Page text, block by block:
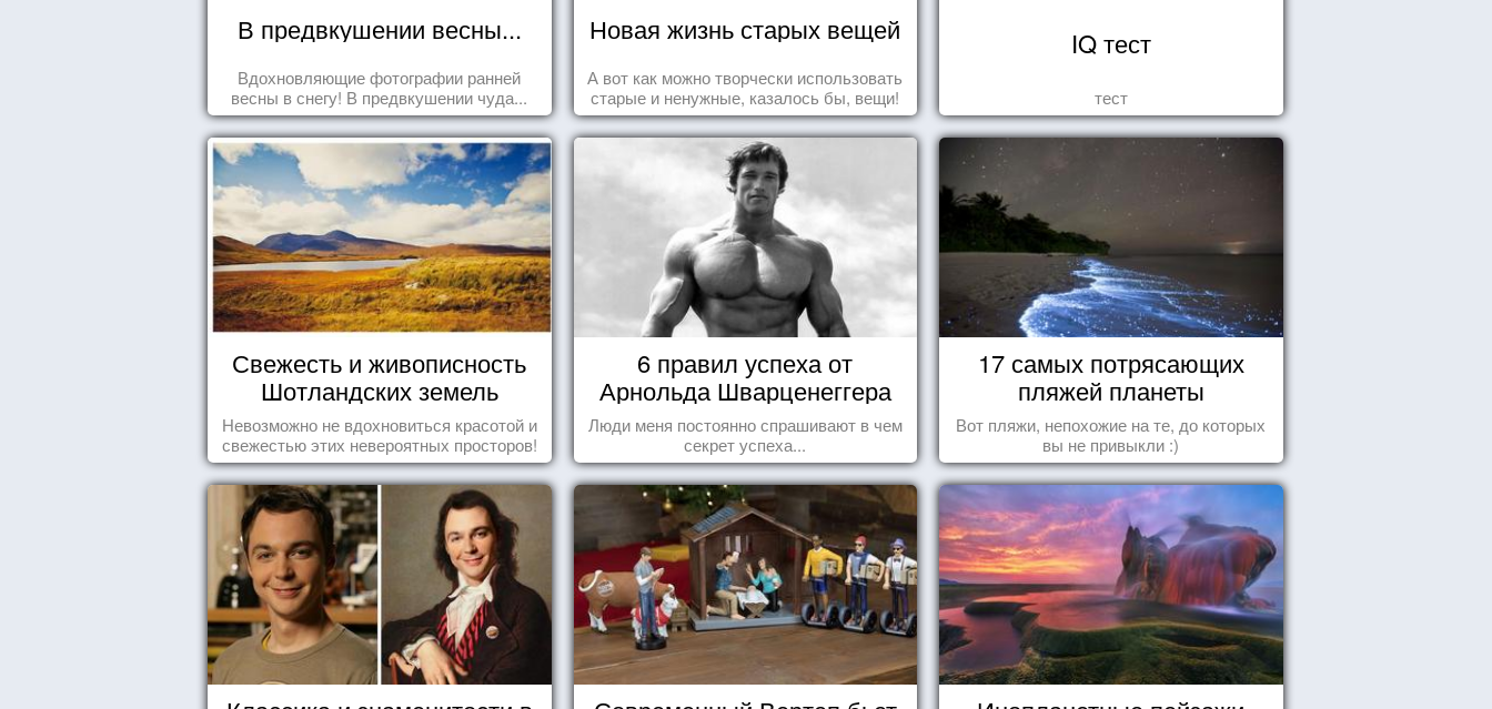
В предвкушении весны...
Вдохновляющие фотографии ранней
весны в снегу! В предвкушении чуда...
Новая жизнь старых вещей
А вот как можно творчески использовать
старые и ненужные, казалось бы, вещи!
IQ тест
тест
Свежесть и живописность
Шотландских земель
Невозможно не вдохновиться красотой и
свежестью этих невероятных просторов!
6 правил успеха от
Арнольда Шварценеггера
Люди меня постоянно спрашивают в чем
секрет успеха...
17 самых потрясающих
пляжей планеты
Вот пляжи, непохожие на те, до которых
вы не привыкли :)